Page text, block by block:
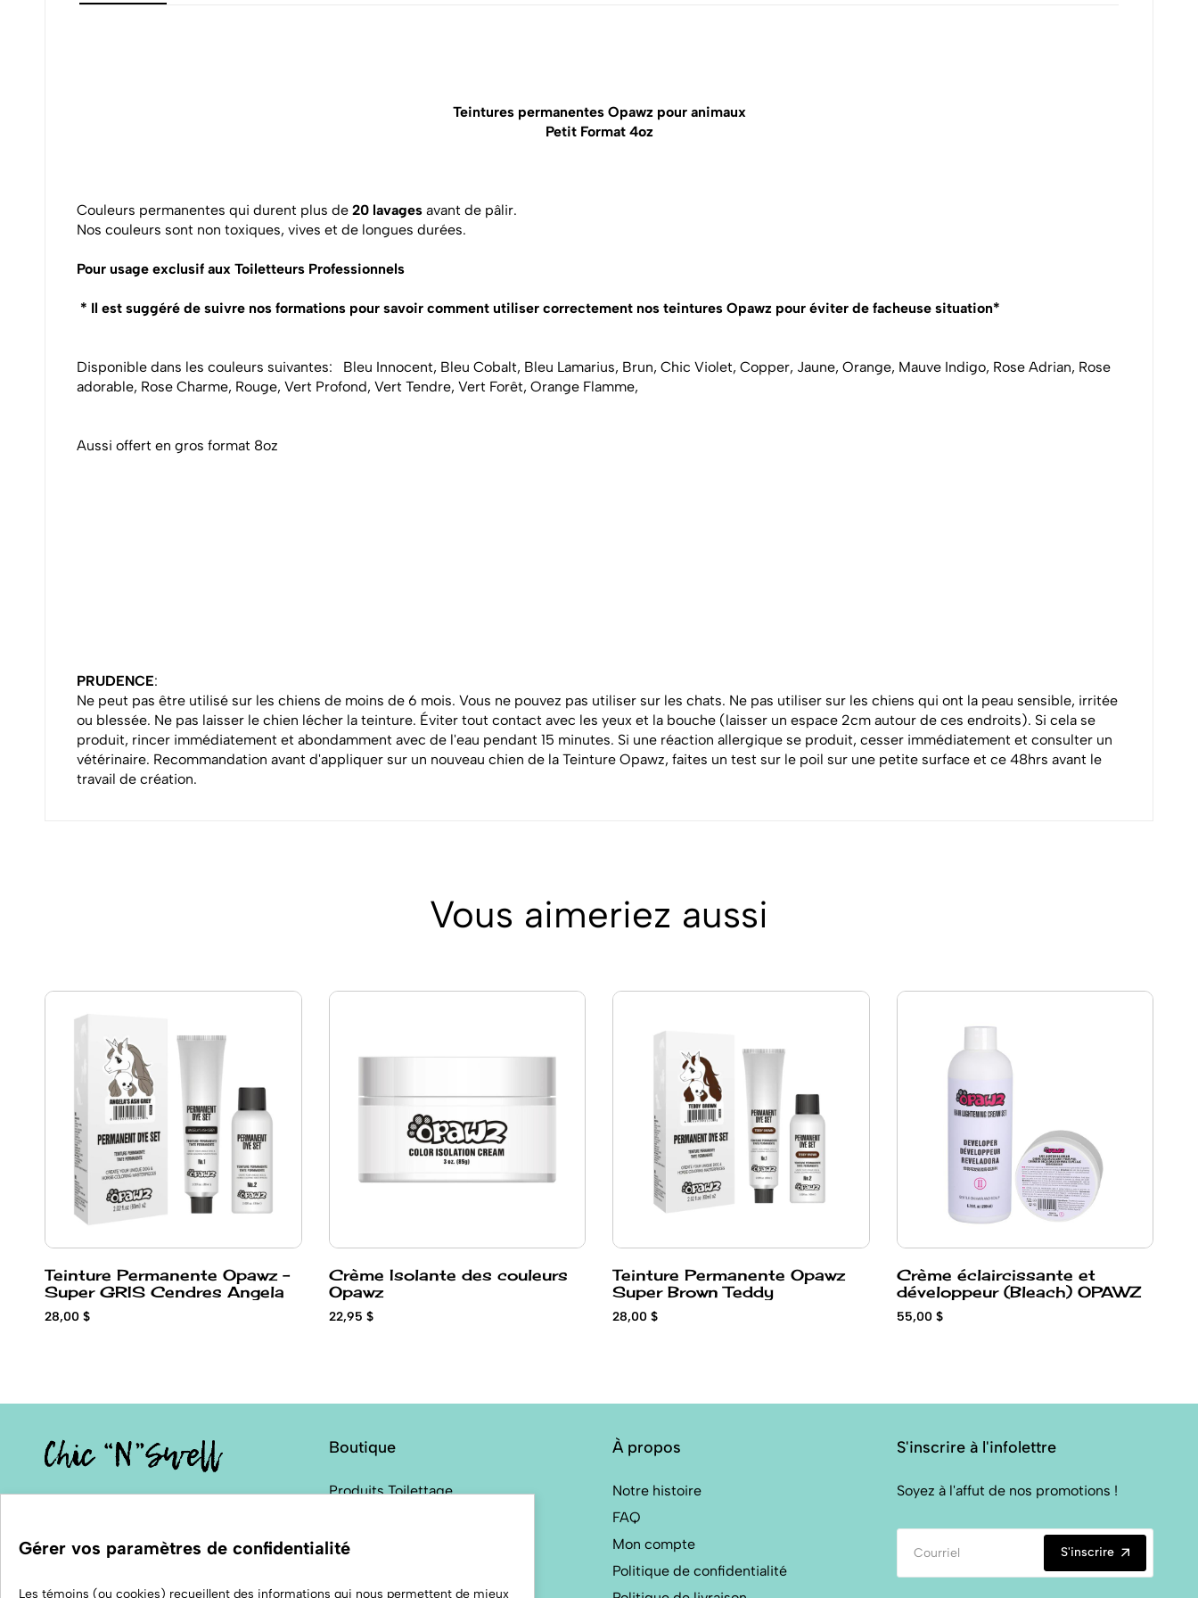
Teintures permanentes Opawz pour animaux
Petit Format 4oz
Couleurs permanentes qui durent plus de 20 lavages avant de pâlir.
Nos couleurs sont non toxiques, vives et de longues durées.
Pour usage exclusif aux Toiletteurs Professionnels
* Il est suggéré de suivre nos formations pour savoir comment utiliser correctement nos teintures Opawz pour éviter de facheuse situation*
Disponible dans les couleurs suivantes: Bleu Innocent, Bleu Cobalt, Bleu Lamarius, Brun, Chic Violet, Copper, Jaune, Orange, Mauve Indigo, Rose Adrian, Rose
adorable, Rose Charme, Rouge, Vert Profond, Vert Tendre, Vert Forêt, Orange Flamme,
Aussi offert en gros format 8oz
PRUDENCE:
Ne peut pas être utilisé sur les chiens de moins de 6 mois. Vous ne pouvez pas utiliser sur les chats. Ne pas utiliser sur les chiens qui ont la peau sensible, irritée
ou blessée. Ne pas laisser le chien lécher la teinture. Éviter tout contact avec les yeux et la bouche (laisser un espace 2cm autour de ces endroits). Si cela se
produit, rincer immédiatement et abondamment avec de l'eau pendant 15 minutes. Si une réaction allergique se produit, cesser immédiatement et consulter un
vétérinaire. Recommandation avant d'appliquer sur un nouveau chien de la Teinture Opawz, faites un test sur le poil sur une petite surface et ce 48hrs avant le
travail de création.
Vous aimeriez aussi
Teinture Permanente Opawz -
Super GRIS Cendres Angela
28,00 $
Crème Isolante des couleurs
Opawz
22,95 $
Teinture Permanente Opawz
Super Brown Teddy
28,00 $
Crème éclaircissante et
développeur (Bleach) OPAWZ
55,00 $
Lachute, Qc, Canada J8H 3R8
Boutique
Produits Toilettage
Halo Anima Anneaux shungite
À propos
Notre histoire
FAQ
Mon compte
Politique de confidentialité
S'inscrire à l'infolettre
Soyez à l'affut de nos promotions !
S'inscrire
Gérer vos paramètres de confidentialité
Les témoins (ou cookies) recueillent des informations qui nous permettent de mieux